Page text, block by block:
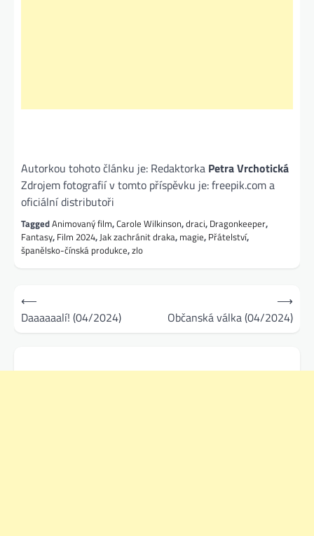
Autorkou tohoto článku je: Redaktorka Petra Vrchotická
Zdrojem fotografií v tomto příspěvku je: freepik.com a
oficiální distributoři
TaggedAnimovaný film,Carole Wilkinson,draci, Dragonkeeper,
Fantasy, Film 2024,Jak zachránit draka, magie, Přátelství,
španělsko-čínská produkce,zlo
Navigace
pro
příspěvek
⟵
Daaaaaalí! (04/2024)
Občanská válka (04/2024)
⟶